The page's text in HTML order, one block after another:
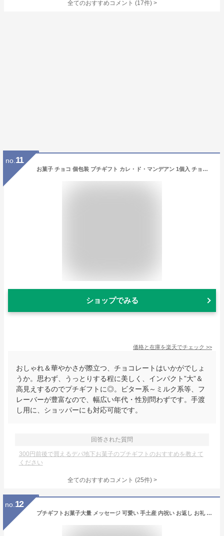
全てのおすすめコメント (17件) >
no. 11
お菓子 チョコ 個包装 プチギフト カレ・ド・マンデアン 1個入 チョコレート ナッツ フルーツ 最高峰チョコ使用 ショコラ スイーツ ギフト いちご 抹茶 かわいい 可愛い 猫 ねこ 映える 人気 お返し ハロウィン お菓子 子供 職場 転勤 大量 まとめ買い ( 即日発送・土日除く)
ショップでみる
価格と在庫を楽天でチェック >>
おしゃれ＆華やかさが際立つ、チョコレートはいかがでしょ
うか。思わず、うっとりする程に美しく、インパクト”大”＆
高見えするのでプチギフトに◎。ビター系～ミルク系等、フ
レーバーが豊富なので、幅広い年代・性別問わずです。手渡
し用に、ショッパーにも対応可能です。
回答された質問
300円前後で買えるデパ地下お菓子のプチギフトのおすすめを教えて
ください
全てのおすすめコメント (25件) >
no. 12
プチギフトお菓子大量 メッセージ 可愛い 手土産 内祝い お返し お礼 個包装 焼き菓子 スイーツ プレゼント ギフト お配り 記念品 300円台HF-3EC フィナンシェ 2個入 ※オンラインショップ限定